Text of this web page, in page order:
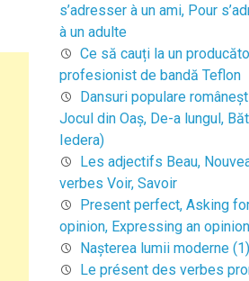
s’adresser à un ami, Pour
à un adulte
Ce să cauți la un
profesionist de bandă Teflon
Dansuri populare
Jocul din Oaş, De-a lungul,
Iedera)
Les adjectifs Beau,
verbes Voir, Savoir
Present perfect, Asking
opinion, Expressing an opinion
Naşterea lumii moderne (1)
Le présent des verbes